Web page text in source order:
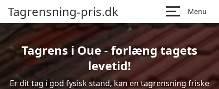
Tagrensning-pris.dk Menu
Tagrens i Oue - forlæng tagets
levetid!
Er dit tag i god fysisk stand, kan en tagrensning friske